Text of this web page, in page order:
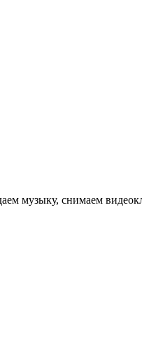
музыку, снимаем